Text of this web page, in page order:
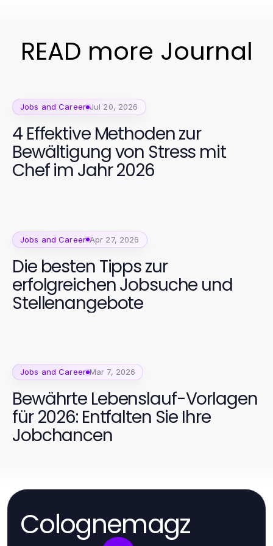
READ more Journal
Jobs and Career Jul 20, 2026
4 Effektive Methoden zur
Bewältigung von Stress mit
Chef im Jahr 2026
Jobs and Career Apr 27, 2026
Die besten Tipps zur
erfolgreichen Jobsuche und
Stellenangebote
Jobs and Career Mar 7, 2026
Bewährte Lebenslauf-Vorlagen
für 2026: Entfalten Sie Ihre
Jobchancen
Colognemagz